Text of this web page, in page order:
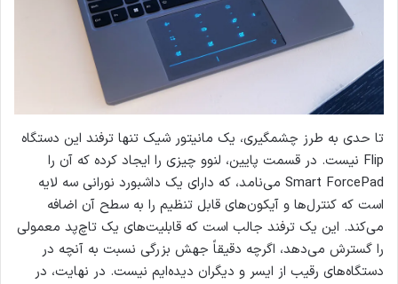
تا حدی به طرز چشمگیری، یک مانیتور شیک تنها ترفند این دستگاه
Flip نیست. در قسمت پایین، لنوو چیزی را ایجاد کرده که آن را
Smart ForcePad می‌نامد، که دارای یک داشبورد نورانی سه لایه
است که کنترل‌ها و آیکون‌های قابل تنظیم را به سطح آن اضافه
می‌کند. این یک ترفند جالب است که قابلیت‌های یک تاچ‌پد معمولی
را گسترش می‌دهد، اگرچه دقیقاً جهش بزرگی نسبت به آنچه در
دستگاه‌های رقیب از ایسر و دیگران دیده‌ایم نیست. در نهایت، در